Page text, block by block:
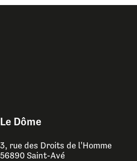
Le Dôme
3, rue des Droits de l'Homme
56890 Saint-Avé